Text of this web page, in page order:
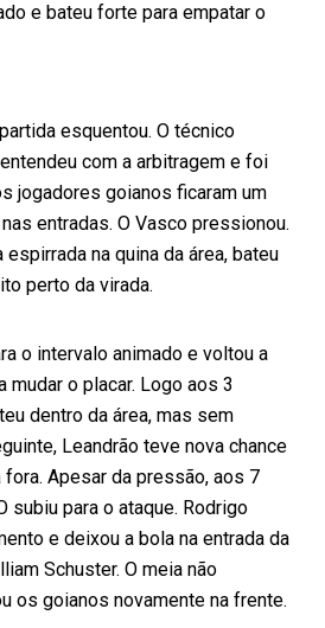
e bateu forte para empatar o
esquentou. O técnico
com a arbitragem e foi
jogadores goianos ficaram um
entradas. O Vasco pressionou.
na quina da área, bateu
perto da virada.
o intervalo animado e voltou a
mudar o placar. Logo aos 3
dentro da área, mas sem
Leandrão teve nova chance
fora. Apesar da pressão, aos 7
subiu para o ataque. Rodrigo
e deixou a bola na entrada da
Schuster. O meia não
os goianos novamente na frente.